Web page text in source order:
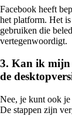
Facebook heeft
het platform. Het
gebruiken die
vertegenwoordigt.
3. Kan ik mijn
de
Nee, je kunt ook
De stappen zijn